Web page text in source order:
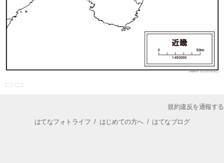
規約違反を通報する
はてなフォトライフ / はじめての方へ/ はてなブログ